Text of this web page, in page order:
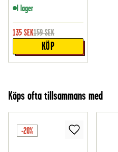
I lager
135 SEK159 SEK
KÖP
Köps ofta tillsammans med
-20%